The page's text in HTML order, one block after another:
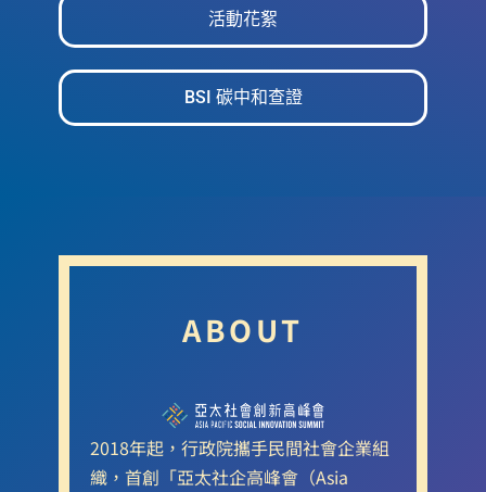
活動花絮
BSI 碳中和查證
ABOUT
2018年起，行政院攜手民間社會企業組
織，首創「亞太社企高峰會（Asia